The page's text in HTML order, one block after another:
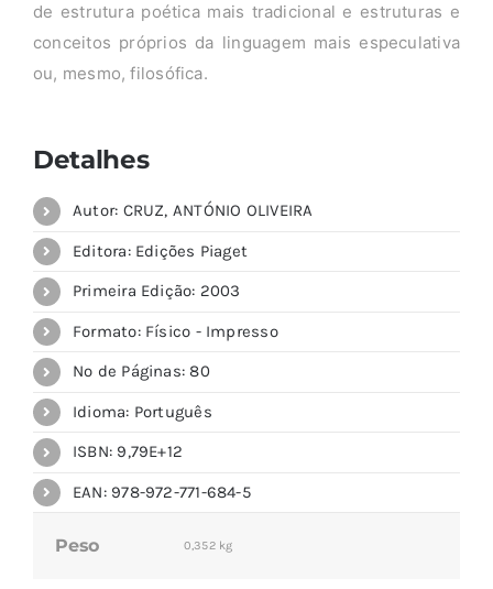
de estrutura poética mais tradicional e estruturas e
conceitos próprios da linguagem mais especulativa
ou, mesmo, filosófica.
Detalhes
Autor: CRUZ, ANTÓNIO OLIVEIRA
Editora: Edições Piaget
Primeira Edição: 2003
Formato: Físico - Impresso
Nº de Páginas: 80
Idioma: Português
ISBN: 9,79E+12
EAN: 978-972-771-684-5
Peso 0,352 kg